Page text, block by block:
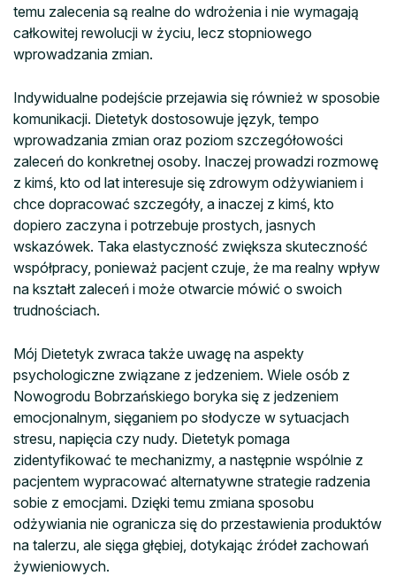
temu zalecenia są realne do wdrożenia i nie wymagają
całkowitej rewolucji w życiu, lecz stopniowego
wprowadzania zmian.
Indywidualne podejście przejawia się również w sposobie
komunikacji. Dietetyk dostosowuje język, tempo
wprowadzania zmian oraz poziom szczegółowości
zaleceń do konkretnej osoby. Inaczej prowadzi rozmowę
z kimś, kto od lat interesuje się zdrowym odżywianiem i
chce dopracować szczegóły, a inaczej z kimś, kto
dopiero zaczyna i potrzebuje prostych, jasnych
wskazówek. Taka elastyczność zwiększa skuteczność
współpracy, ponieważ pacjent czuje, że ma realny wpływ
na kształt zaleceń i może otwarcie mówić o swoich
trudnościach.
Mój Dietetyk zwraca także uwagę na aspekty
psychologiczne związane z jedzeniem. Wiele osób z
Nowogrodu Bobrzańskiego boryka się z jedzeniem
emocjonalnym, sięganiem po słodycze w sytuacjach
stresu, napięcia czy nudy. Dietetyk pomaga
zidentyfikować te mechanizmy, a następnie wspólnie z
pacjentem wypracować alternatywne strategie radzenia
sobie z emocjami. Dzięki temu zmiana sposobu
odżywiania nie ogranicza się do przestawienia produktów
na talerzu, ale sięga głębiej, dotykając źródeł zachowań
żywieniowych.